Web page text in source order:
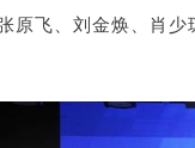
原飞、刘金焕、肖